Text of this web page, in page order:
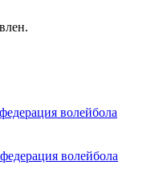
волейбола
волейбола